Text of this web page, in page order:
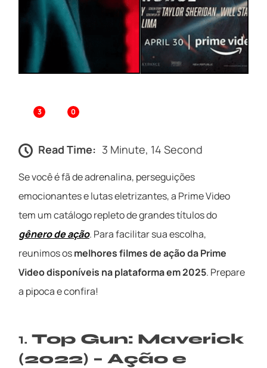
3 0
Read Time: 3 Minute, 14 Second
Se você é fã de adrenalina, perseguições
emocionantes e lutas eletrizantes, a Prime Video
tem um catálogo repleto de grandes títulos do
gênero de ação. Para facilitar sua escolha,
reunimos osmelhores filmes de ação da Prime
Video disponíveis na plataforma em 2025. Prepare
a pipoca e confira!
1. Top Gun: Maverick
(2022) – Ação e